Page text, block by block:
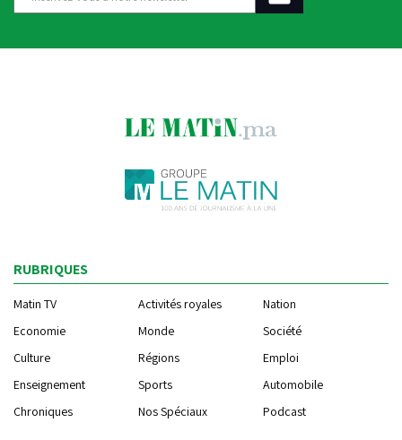
RUBRIQUES
Matin TV Activités royales
Nation
Economie
Monde
Société
Culture
Régions
Emploi
Enseignement
Sports
Automobile
Chroniques
Nos Spéciaux Podcast